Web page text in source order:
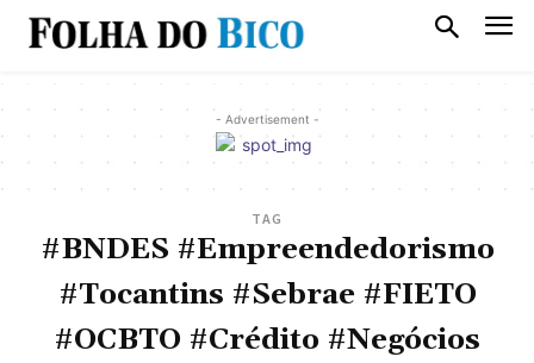
- Advertisement -
TAG
#BNDES #Empreendedorismo
#Tocantins #Sebrae #FIETO
#OCBTO #Crédito #Negócios